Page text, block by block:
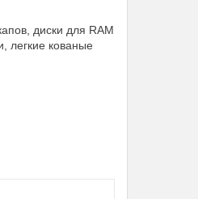
диски для RAM
легкие кованые